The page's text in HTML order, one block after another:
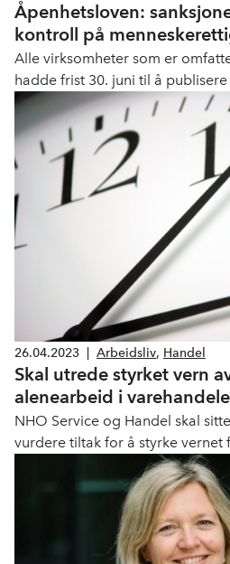
Åpenhetsloven:
kontroll på
arbeidsforhold
Alle virksomheter som er
hadde frist 30. juni til å
nettsider. Til høsten starter
redegjørelsene.
26.04.2023 Arbeidsliv, Handel
Skal utrede styrket vern
alenearbeid i
NHO Service og Handel skal
vurdere tiltak for å styrke vernet